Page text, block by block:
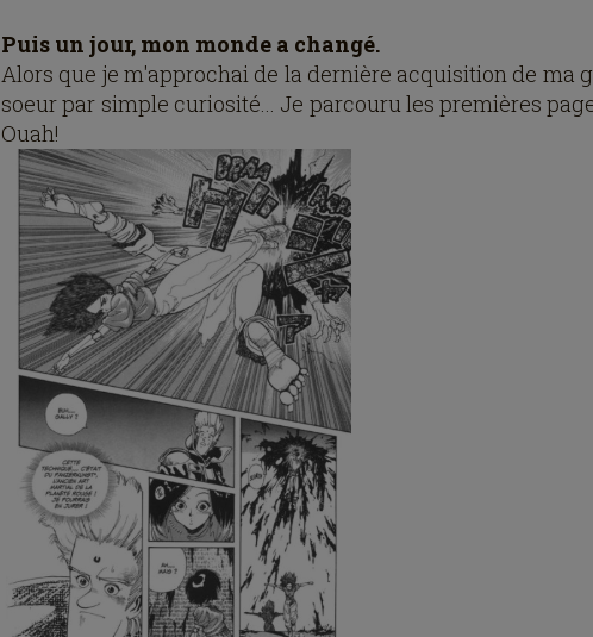
Puis un jour, mon monde a changé.
Alors que je m'approchai de la dernière acquisition de ma
soeur par simple curiosité... Je parcouru les premières
Ouah!